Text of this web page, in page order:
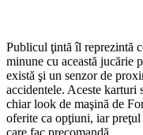
Publicul ţintă îl reprezintă
minune cu această jucărie
există şi un senzor de
accidentele. Aceste karturi
chiar look de maşină de
oferite ca opţiuni, iar preţul
care fac precomandă.